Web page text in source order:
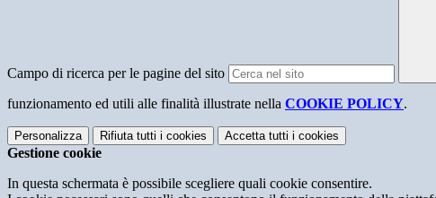
Campo di ricerca per le pagine del sito
funzionamento ed utili alle finalità illustrate nella COOKIE POLICY.
Personalizza Rifiuta tutti i cookies Accetta tutti i cookies
Gestione cookie
In questa schermata è possibile scegliere quali cookie consentire.